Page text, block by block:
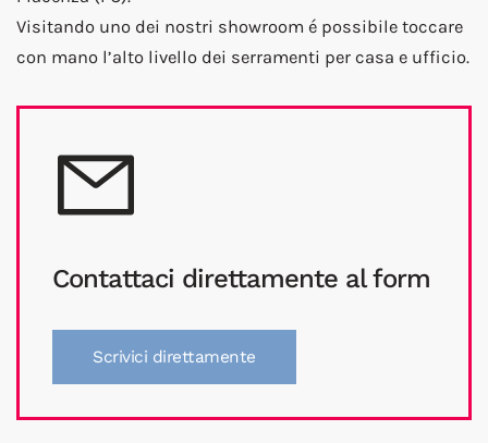
Visitando uno dei nostri showroom é possibile toccare
con mano l’alto livello dei serramenti per casa e ufficio.
Contattaci direttamente al form
Scrivici direttamente